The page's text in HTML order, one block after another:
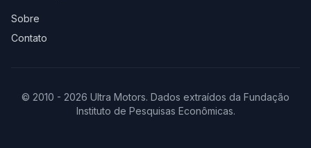
Sobre
Contato
© 2010 - 2026 Ultra Motors. Dados extraídos da Fundação
Instituto de Pesquisas Econômicas.